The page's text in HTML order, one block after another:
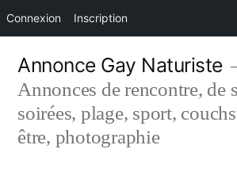
Connexion Inscription
contenu
Annonce Gay Naturiste
Annonces de rencontre, de
soirées, plage, sport,
être, photographie